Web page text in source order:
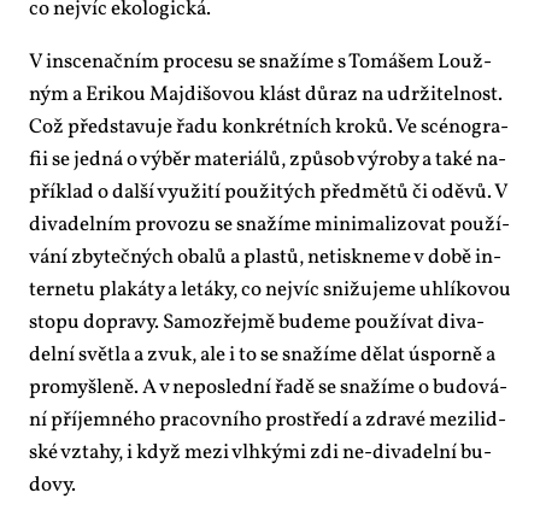
co nej­víc eko­lo­gic­ká.
V in­sce­nač­ním pro­ce­su se sna­ží­me s To­má­šem Louž­
ným a Eri­kou Majdi­šo­vou klást dů­raz na udr­ži­tel­nost.
Což před­sta­vu­je řa­du kon­krét­ních kro­ků. Ve scé­no­gra­
fii se jed­ná o vý­běr ma­te­ri­á­lů, způ­sob vý­ro­by a ta­ké na­
pří­klad o dal­ší vy­u­ži­tí po­u­ži­tých před­mě­tů či oděvů. V
di­va­del­ním pro­vo­zu se sna­ží­me mi­ni­ma­li­zo­vat po­u­ží­
vá­ní zby­teč­ných oba­lů a plas­tů, ne­tisk­ne­me v do­bě in­
ter­ne­tu pla­ká­ty a le­tá­ky, co nej­víc sni­žu­je­me uh­lí­ko­vou
sto­pu do­pra­vy. Sa­mo­zřej­mě bu­de­me po­u­ží­vat di­va­
del­ní svět­la a zvuk, ale i to se sna­ží­me dě­lat úspor­ně a
pro­myš­le­ně. A v ne­po­sled­ní řa­dě se sna­ží­me o bu­do­vá­
ní pří­jem­né­ho pra­cov­ní­ho pro­stře­dí a zdra­vé me­zi­lid­
ské vzta­hy, i když me­zi vlh­ký­mi zdi ne-di­va­del­ní bu­
do­vy.